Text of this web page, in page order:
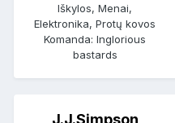
Iškylos, Menai,
Elektronika, Protų kovos
Komanda: Inglorious
bastards